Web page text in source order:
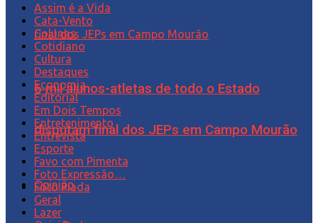
6 mil alunos-atletas de todo o Estado
disputam final dos JEPs em Campo Mourão
Opinião
Assim é a Vida
Cata-Vento
Colunas
Cotidiano
Cultura
Destaques
Economia
Editorial
Em Dois Tempos
Entretenimento
Entrevista
Esporte
Favo com Pimenta
Foto Expressão…
Foto Piada
Geral
Lazer